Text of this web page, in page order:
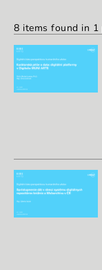
8 items found in 1